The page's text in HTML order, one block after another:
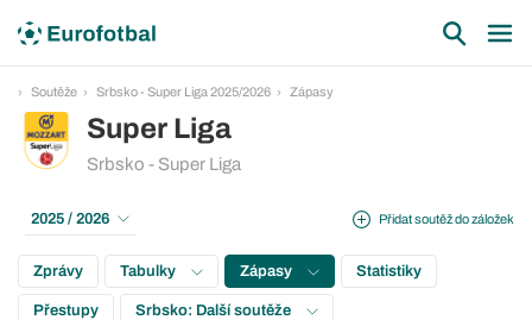
Soutěže Srbsko - Super Liga 2025/2026 Zápasy
Super Liga
Srbsko - Super Liga
Přidat soutěž do záložek
2025 / 2026
Zprávy Tabulky Zápasy Statistiky
Přestupy Srbsko: Další soutěže